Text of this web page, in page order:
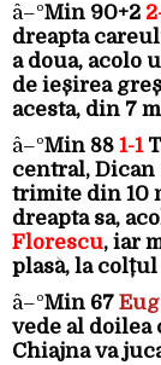
â–ºMin 90+2
dreapta
a doua, acolo
de ieșirea
acesta, din 7
â–ºMin 88 1-1
central, Dican
trimite din 10
dreapta sa,
Florescu, iar
plasă, la
â–ºMin 67
vede al doilea
Chiajna va